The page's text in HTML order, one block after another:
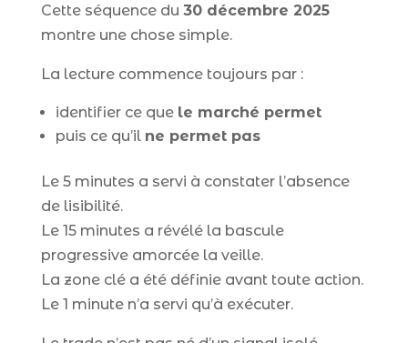
Cette séquence du 30 décembre 2025
montre une chose simple.
La lecture commence toujours par :
identifier ce que le marché permet
puis ce qu’il ne permet pas
Le 5 minutes a servi à constater l’absence
de lisibilité.
Le 15 minutes a révélé la bascule
progressive amorcée la veille.
La zone clé a été définie avant toute action.
Le 1 minute n’a servi qu’à exécuter.